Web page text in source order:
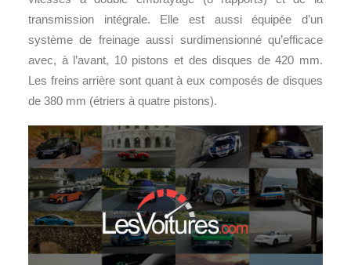
transmission intégrale. Elle est aussi équipée d’un
système de freinage aussi surdimensionné qu’efficace
avec, à l’avant, 10 pistons et des disques de 420 mm.
Les freins arrière sont quant à eux composés de disques
de 380 mm (étriers à quatre pistons).